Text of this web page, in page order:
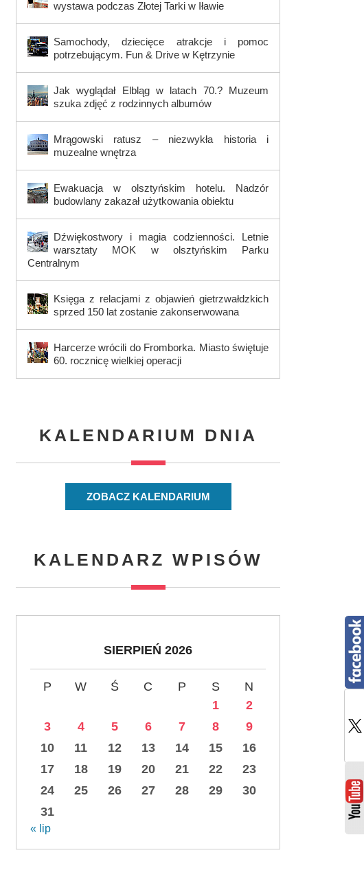
wystawa podczas Złotej Tarki w Iławie
Samochody, dziecięce atrakcje i pomoc
potrzebującym. Fun & Drive w Kętrzynie
Jak wyglądał Elbląg w latach 70.? Muzeum
szuka zdjęć z rodzinnych albumów
Mrągowski ratusz – niezwykła historia i
muzealne wnętrza
Ewakuacja w olsztyńskim hotelu. Nadzór
budowlany zakazał użytkowania obiektu
Dźwiękostwory i magia codzienności. Letnie
warsztaty MOK w olsztyńskim Parku
Centralnym
Księga z relacjami z objawień gietrzwałdzkich
sprzed 150 lat zostanie zakonserwowana
Harcerze wrócili do Fromborka. Miasto świętuje
60. rocznicę wielkiej operacji
KALENDARIUM DNIA
ZOBACZ KALENDARIUM
KALENDARZ WPISÓW
SIERPIEŃ 2026
P W Ś C P S
N
1
2
3
4 5 6 7 8
9
10
11 12 13 14 15
16
17
18 19 20 21 22
23
24
25 26 27 28 29
30
31
« lip